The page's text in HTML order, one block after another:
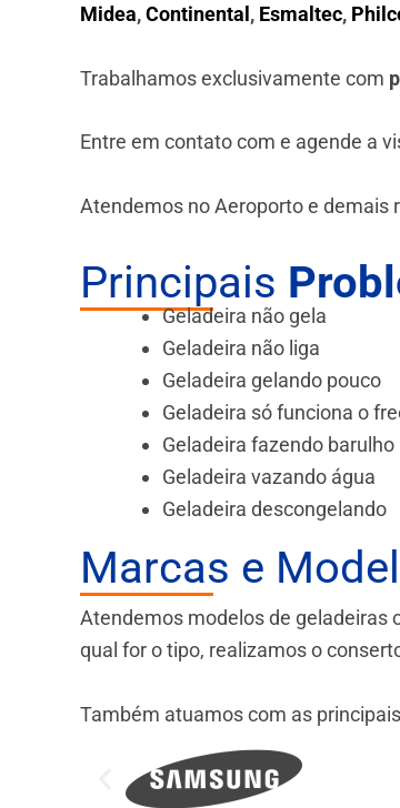
Midea,Continental , Esmaltec,
Trabalhamos exclusivamente com
Entre em contato com e agende a
Atendemos no Aeroporto e demais
Principais
Geladeira não gela
Geladeira não liga
Geladeira gelando pouco
Geladeira só funciona o
Geladeira fazendo barulho
Geladeira vazando água
Geladeira descongelando
Marcas e
Atendemos modelos de geladeiras
qual for o tipo, realizamos o
Também atuamos com as